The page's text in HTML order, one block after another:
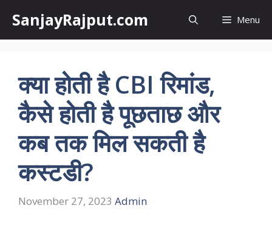
content
SanjayRajput.com Menu
क्या होती है CBI रिमांड,
कैसे होती है पूछताछ और
कब तक मिल सकती है
कस्टडी?
November 27, 2023 Admin